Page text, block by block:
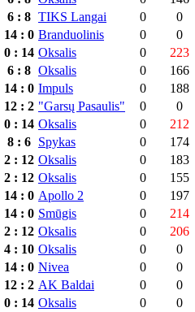
6 : 8 TIKS Langai 0 0
14 : 0 Branduolinis 0 0
0 : 14 Oksalis 0 223
6 : 8 Oksalis 0
166
14 : 0 Impuls 0 188
12 : 2 "Garsų Pasaulis" 0 0
0 : 14 Oksalis 0 212
8 : 6 Spykas 0 174
2 : 12 Oksalis 0 183
2 : 12 Oksalis 0 155
14 : 0 Apollo 2 0 197
14 : 0 Smūgis 0
214
2 : 12 Oksalis 0
206
4 : 10 Oksalis 0
0
14 : 0 Nivea 0
0
12 : 2 AK Baldai 0 0
0 : 14 Oksalis 0
0